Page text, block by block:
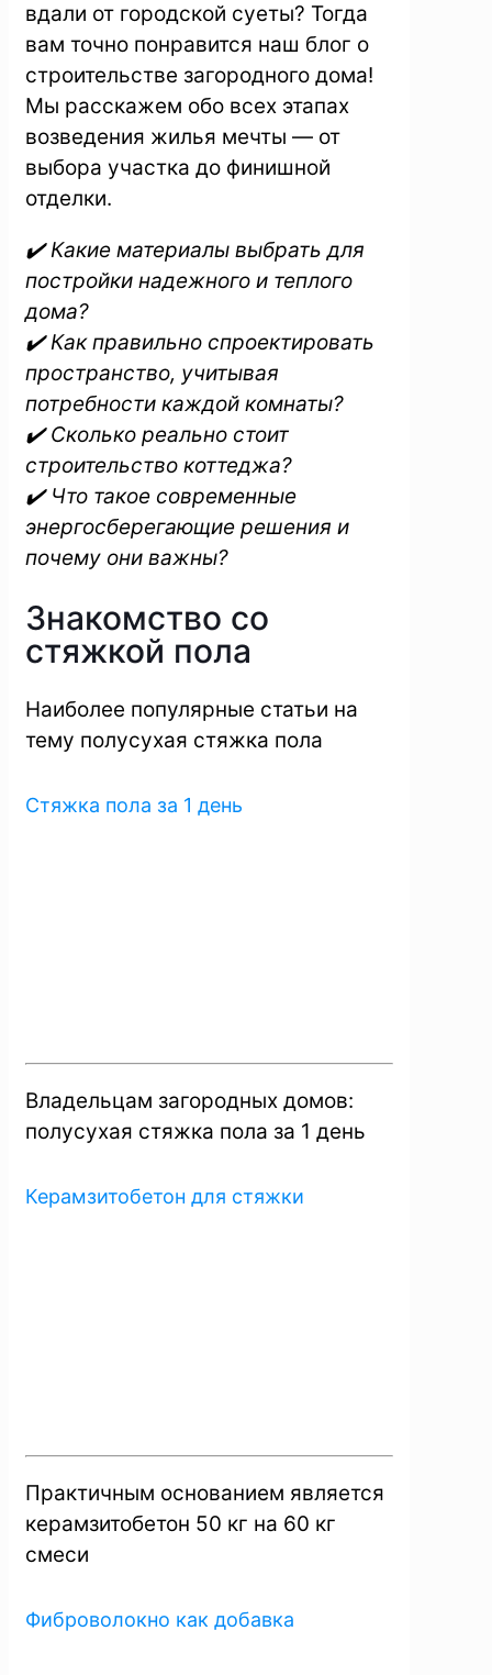
вдали от городской суеты? Тогда
вам точно понравится наш блог о
строительстве загородного дома!
Мы расскажем обо всех этапах
возведения жилья мечты — от
выбора участка до финишной
отделки.
✔️ Какие материалы выбрать для
постройки надежного и теплого
дома?
✔️ Как правильно спроектировать
пространство, учитывая
потребности каждой комнаты?
✔️ Сколько реально стоит
строительство коттеджа?
✔️ Что такое современные
энергосберегающие решения и
почему они важны?
Знакомство со
стяжкой пола
Наиболее популярные статьи на
тему полусухая стяжка пола
Стяжка пола за 1 день
Владельцам загородных домов:
полусухая стяжка пола за 1 день
Керамзитобетон для стяжки
Практичным основанием является
керамзитобетон 50 кг на 60 кг
смеси
Фиброволокно как добавка